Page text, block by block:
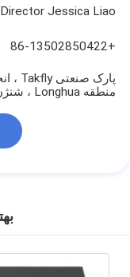
Jessica Liao
+86-13502850422
منطقه Longhua ، شنژن ، 518109 ، چین